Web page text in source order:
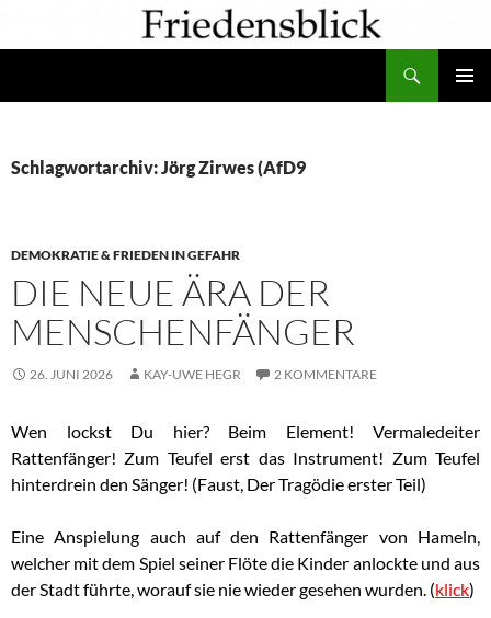
Schlagwortarchiv: Jörg Zirwes (AfD9
DEMOKRATIE & FRIEDEN IN GEFAHR
DIE NEUE ÄRA DER
MENSCHENFÄNGER
26. JUNI 2026 KAY-UWE HEGR 2 KOMMENTARE
Wen lockst Du hier? Beim Element! Vermaledeiter
Rattenfänger! Zum Teufel erst das Instrument! Zum Teufel
hinterdrein den Sänger! (Faust, Der Tragödie erster Teil)
Eine Anspielung auch auf den Rattenfänger von Hameln,
welcher mit dem Spiel seiner Flöte die Kinder anlockte und aus
der Stadt führte, worauf sie nie wieder gesehen wurden. (klick)